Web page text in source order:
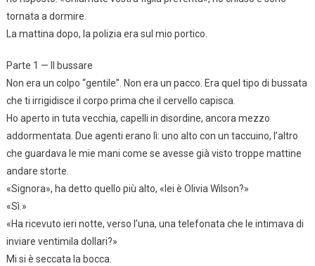
tornata a dormire.
La mattina dopo, la polizia era sul mio portico.
Parte 1 — Il bussare
Non era un colpo “gentile”. Non era un pacco. Era quel tipo di bussata
che ti irrigidisce il corpo prima che il cervello capisca.
Ho aperto in tuta vecchia, capelli in disordine, ancora mezzo
addormentata. Due agenti erano lì: uno alto con un taccuino, l’altro
che guardava le mie mani come se avesse già visto troppe mattine
andare storte.
«Signora», ha detto quello più alto, «lei è Olivia Wilson?»
«Sì.»
«Ha ricevuto ieri notte, verso l’una, una telefonata che le intimava di
inviare ventimila dollari?»
Mi si è seccata la bocca.